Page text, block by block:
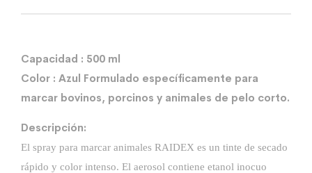
Capacidad : 500 ml
Color : Azul Formulado específicamente para
marcar bovinos, porcinos y animales de pelo corto.
Descripción:
El spray para marcar animales RAIDEX es un tinte de secado
rápido y color intenso. El aerosol contiene etanol inocuo